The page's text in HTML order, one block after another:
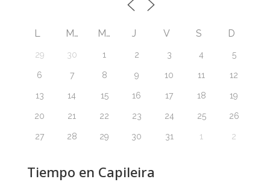
L M M J V S D
29 30 1 2 3 4 5
6 7 8 9 10 11 12
13 14 15 16 17 18 19
20 21 22 23 24 25 26
27 28 29 30 31 1 2
Tiempo en Capileira